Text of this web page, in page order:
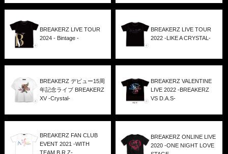
BREAKERZ LIVE TOUR
2024 - Bintage -
BREAKERZ LIVE TOUR
2022 -LIKE A CRYSTAL-
BREAKERZ デビュー15周
年記念ライブ BREAKERZ
XV -Crystal-
BREAKERZ VALENTINE
LIVE 2022 -BREAKERZ
VS D.A.S-
BREAKERZ FAN CLUB
EVENT 2021 -WITH
TEAM B.R.Z-
BREAKERZ ONLINE LIVE
2020 -ONE NIGHT LOVE